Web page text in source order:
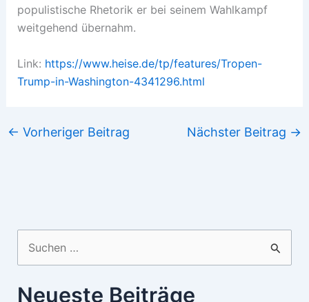
populistische Rhetorik er bei seinem Wahlkampf
weitgehend übernahm.
Link: https://www.heise.de/tp/features/Tropen-
Trump-in-Washington-4341296.html
← Vorheriger Beitrag Nächster Beitrag →
nach:
Neueste Beiträge